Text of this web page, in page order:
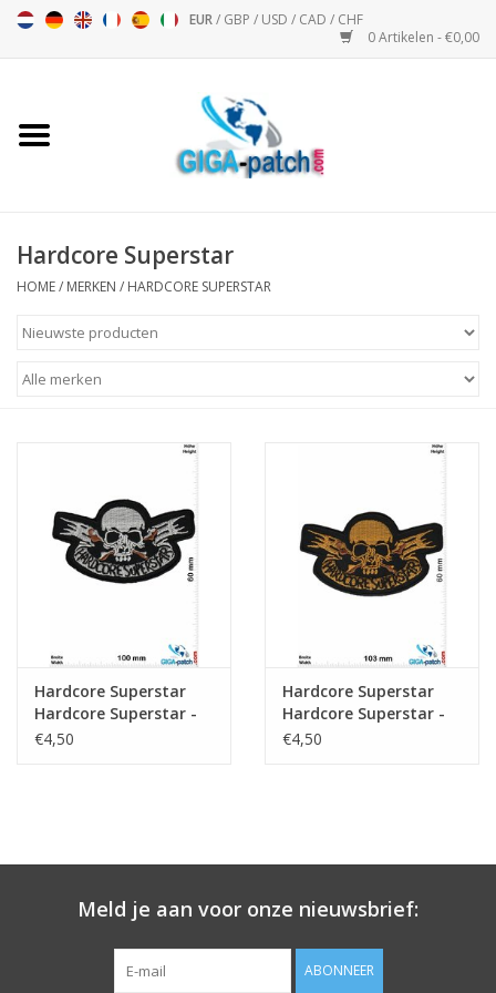
EUR/ GBP / USD / CAD / CHF
0 Artikelen - €0,00
Motor Sport - Sport
Sleutelhanger
Hardcore Superstar
HOME/ MERKEN / HARDCORE SUPERSTAR
Hardcore Superstar
Hardcore Superstar -
silver - Hardrock-
€4,50
Hardcore Superstar
Hardcore Superstar -
Hardrock-Sleazerock-
€4,50
Meld je aan voor onze nieuwsbrief:
ABONNEER